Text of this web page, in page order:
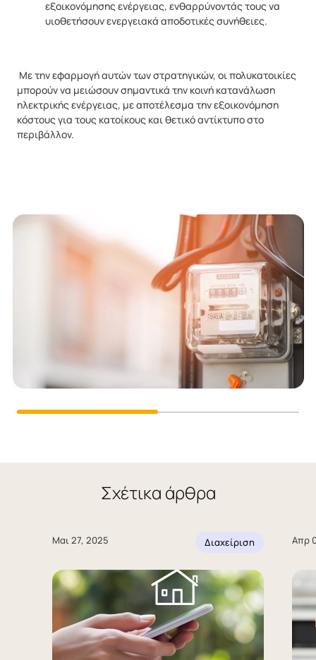
εξοικονόμησης ενέργειας, ενθαρρύνοντάς τους να
υιοθετήσουν ενεργειακά αποδοτικές συνήθειες.
Με την εφαρμογή αυτών των στρατηγικών, οι πολυκατοικίες
μπορούν να μειώσουν σημαντικά την κοινή κατανάλωση
ηλεκτρικής ενέργειας, με αποτέλεσμα την εξοικονόμηση
κόστους για τους κατοίκους και θετικό αντίκτυπο στο
περιβάλλον.
Σχέτικα άρθρα
Μαι 27, 2025 Διαχείριση Απρ